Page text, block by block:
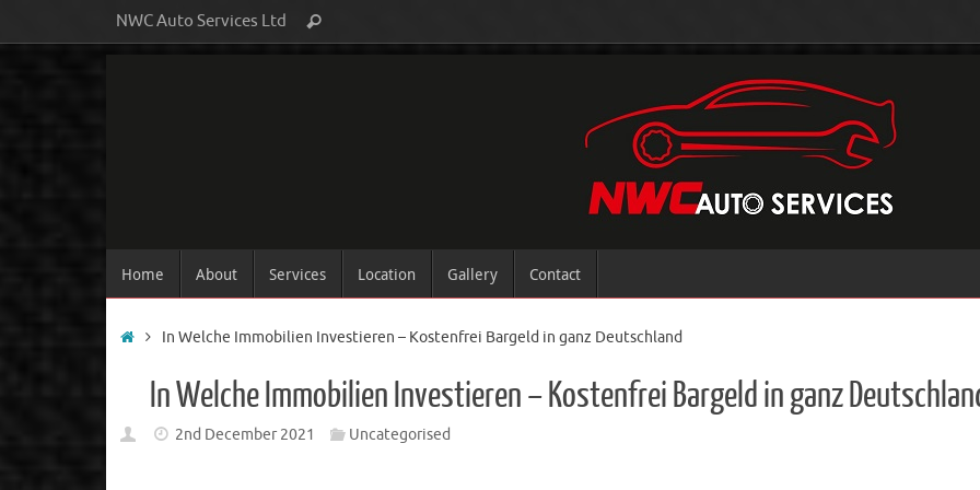
NWC Auto Services Ltd
Home About Services Location Gallery Contact
In Welche Immobilien Investieren – Kostenfrei Bargeld in ganz Deutschland
In Welche Immobilien Investieren – Kostenfrei Bargeld in ganz
2nd December 2021 Uncategorised